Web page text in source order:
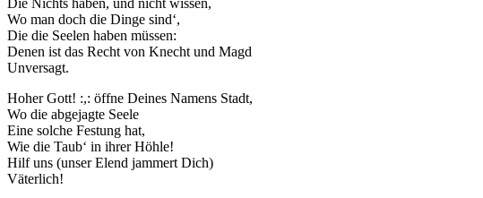
Wo man doch die Dinge sind‘,
Die die Seelen haben müssen:
Denen ist das Recht von Knecht und Magd
Unversagt.
Hoher Gott! :,: öffne Deines Namens Stadt,
Wo die abgejagte Seele
Eine solche Festung hat,
Wie die Taub‘ in ihrer Höhle!
Hilf uns (unser Elend jammert Dich)
Väterlich!